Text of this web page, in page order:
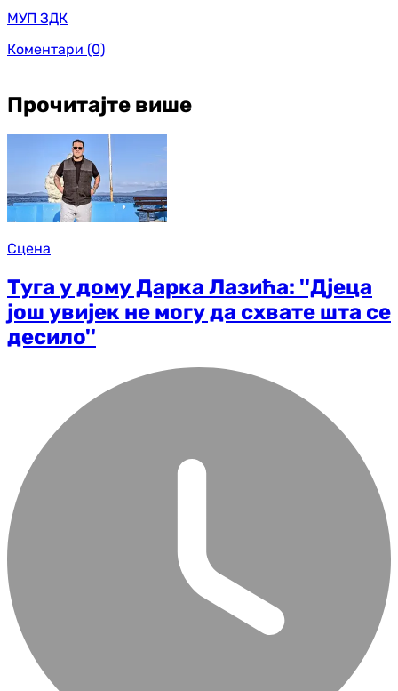
МУП ЗДК
Коментари (0)
Прочитајте више
Сцена
Туга у дому Дарка Лазића: ''Дјеца
још увијек не могу да схвате шта се
десило''